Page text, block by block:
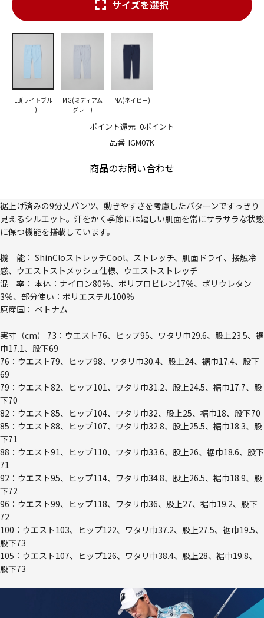
品番 IGM07K
ポイント還元 0ポイント
サイズを選択
LB(ライトブル
ー)
MG(ミディアム
グレー)
NA(ネイビー)
商品のお問い合わせ
裾上げ済みの9分丈パンツ、動きやすさを考慮したパターンですっきり
見えるシルエット。汗をかく季節には嬉しい肌面を常にサラサラな状態
に保つ機能を搭載しています。
機 能： ShinCloストレッチCool、ストレッチ、肌面ドライ、接触冷
感、ウエストストメッシュ仕様、ウエストストレッチ
混 率： 本体：ナイロン80％、ポリプロピレン17％、ポリウレタン
3％、部分使い：ポリエステル100％
原産国： ベトナム
実寸（cm） 73：ウエスト76、ヒップ95、ワタリ巾29.6、股上23.5、裾
巾17.1、股下69
76：ウエスト79、ヒップ98、ワタリ巾30.4、股上24、裾巾17.4、股下
69
79：ウエスト82、ヒップ101、ワタリ巾31.2、股上24.5、裾巾17.7、股
下70
82：ウエスト85、ヒップ104、ワタリ巾32、股上25、裾巾18、股下70
85：ウエスト88、ヒップ107、ワタリ巾32.8、股上25.5、裾巾18.3、股
下71
88：ウエスト91、ヒップ110、ワタリ巾33.6、股上26、裾巾18.6、股下
71
92：ウエスト95、ヒップ114、ワタリ巾34.8、股上26.5、裾巾18.9、股
下72
96：ウエスト99、ヒップ118、ワタリ巾36、股上27、裾巾19.2、股下
72
100：ウエスト103、ヒップ122、ワタリ巾37.2、股上27.5、裾巾19.5、
股下73
105：ウエスト107、ヒップ126、ワタリ巾38.4、股上28、裾巾19.8、
股下73